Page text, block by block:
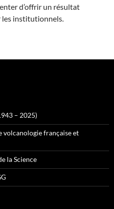
d’offrir un résultat
institutionnels.
– 2025)
volcanologie française et
la Science